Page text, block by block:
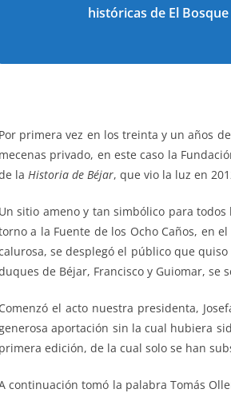
históricas de El Bosque
Por primera vez en los treinta y un años
mecenas privado, en este caso la
la Historia de Béjar, que vio la luz en
Un sitio ameno y tan simbólico para
a la Fuente de los Ocho Caños, en
se desplegó el público que
de Béjar, Francisco y Guiomar, se
Comenzó el acto nuestra presidenta,
aportación sin la cual hubiera
primera edición, de la cual solo se han
continuación tomó la palabra Tomás